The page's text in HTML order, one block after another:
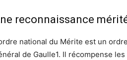
reconnaissance
national du Mérite est un
de Gaulle1. Il récompense